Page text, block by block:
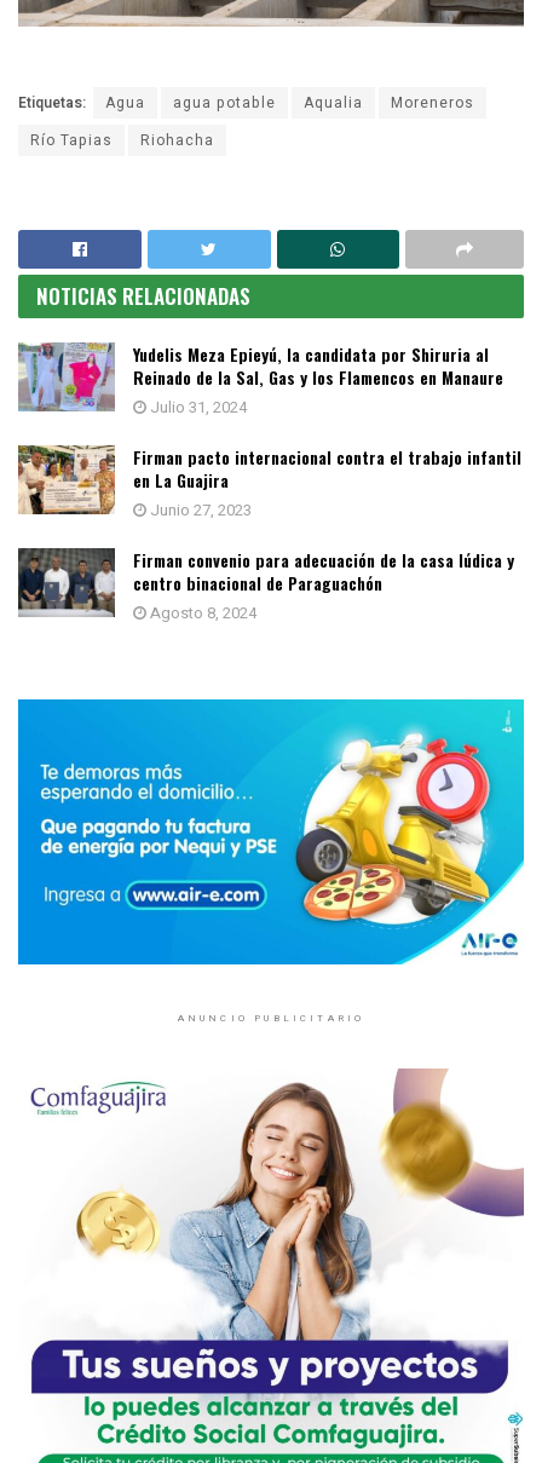
Etiquetas: Agua agua potable Aqualia
Moreneros
Río Tapias
Riohacha
NOTICIAS RELACIONADAS
Yudelis Meza Epieyú, la candidata por Shiruria al
Reinado de la Sal, Gas y los Flamencos en Manaure
Julio 31, 2024
Firman pacto internacional contra el trabajo infantil
en La Guajira
Junio 27, 2023
Firman convenio para adecuación de la casa lúdica y
centro binacional de Paraguachón
Agosto 8, 2024
ANUNCIO PUBLICITARIO